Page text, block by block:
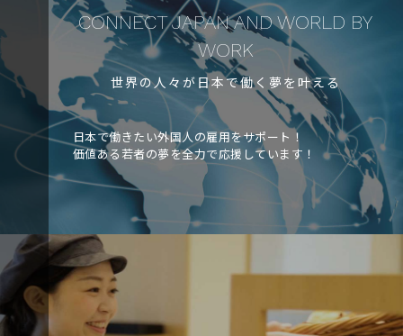
CONNECT JAPAN AND WORLD BY
WORK
世界の人々が日本で働く夢を叶える
日本で働きたい外国人の雇用をサポート！
価値ある若者の夢を全力で応援しています！